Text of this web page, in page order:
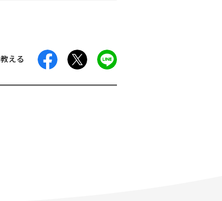
える facebook